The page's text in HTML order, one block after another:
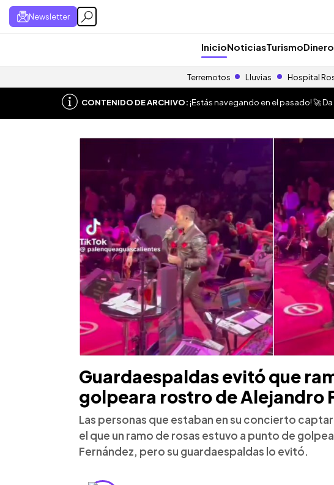
Newsletter
InicioNoticiasTurismo
Terremotos Lluvias Hospital
CONTENIDO DE ARCHIVO:¡Estás navegando en el pasado! 🚀
Guardaespaldas evitó que
golpeara rostro de Alejandro
Las personas que estaban en su concierto
el que un ramo de rosas estuvo a punto de
Fernández, pero su guardaespaldas lo evitó.